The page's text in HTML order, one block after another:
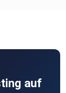
auf